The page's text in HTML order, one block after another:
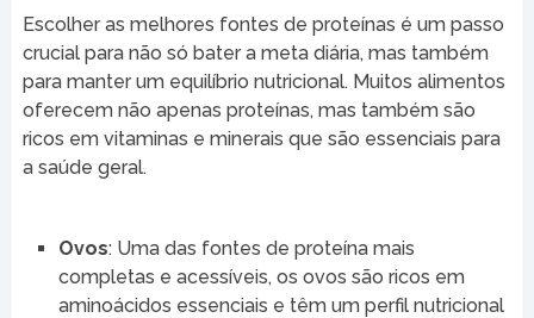
Escolher as melhores fontes de proteínas é um passo
crucial para não só bater a meta diária, mas também
para manter um equilíbrio nutricional. Muitos alimentos
oferecem não apenas proteínas, mas também são
ricos em vitaminas e minerais que são essenciais para
a saúde geral.
Ovos: Uma das fontes de proteína mais
completas e acessíveis, os ovos são ricos em
aminoácidos essenciais e têm um perfil nutricional